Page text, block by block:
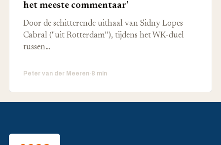
het meeste commentaar’
Door de schitterende uithaal van Sidny Lopes
Cabral ("uit Rotterdam’’), tijdens het WK-duel
tussen…
Peter van der Meeren·8 min